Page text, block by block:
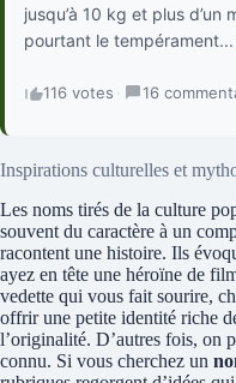
jusqu’à 10 kg et plus
pourtant le tempérament...
116 votes · 16
Inspirations culturelles et
Les noms tirés de la culture
souvent du caractère à un
racontent une histoire. Ils
ayez en tête une héroïne de
vedette qui vous fait sourire,
offrir une petite identité riche
l’originalité. D’autres fois, on
connu. Si vous cherchez un